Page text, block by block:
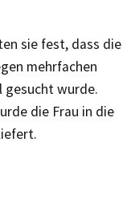
sie fest, dass die
mehrfachen
gesucht wurde.
die Frau in die